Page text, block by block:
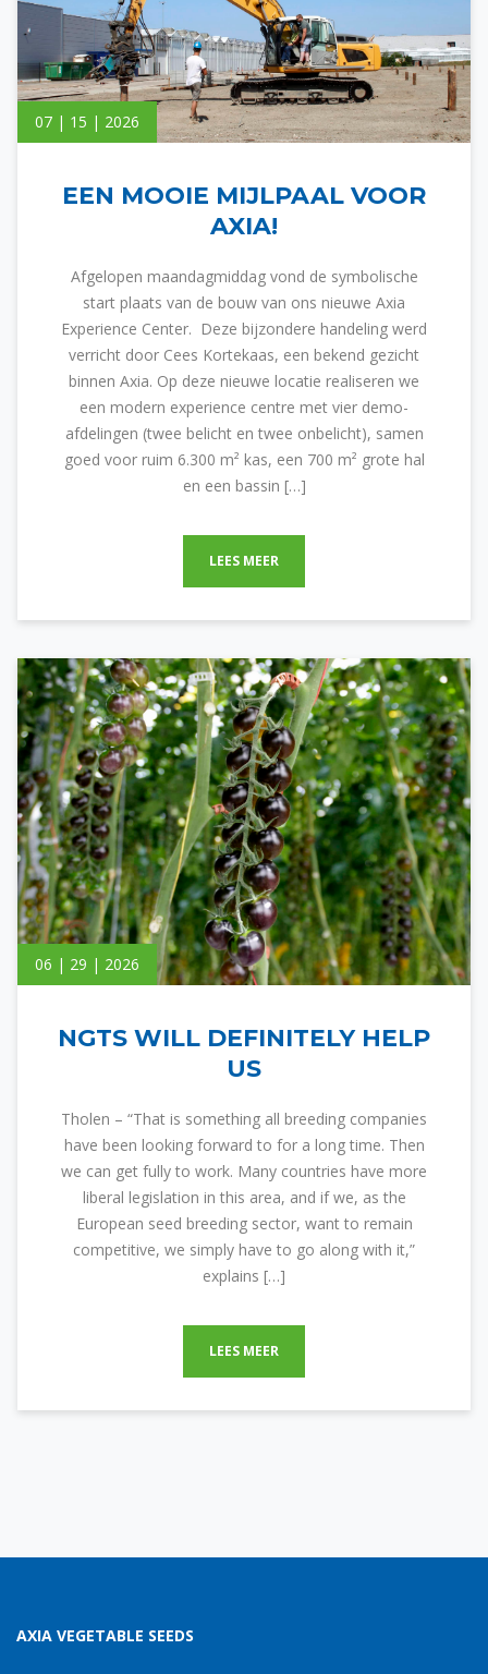
07 | 15 | 2026
EEN MOOIE MIJLPAAL VOOR
AXIA!
Afgelopen maandagmiddag vond de symbolische
start plaats van de bouw van ons nieuwe Axia
Experience Center. Deze bijzondere handeling werd
verricht door Cees Kortekaas, een bekend gezicht
binnen Axia. Op deze nieuwe locatie realiseren we
een modern experience centre met vier demo-
afdelingen (twee belicht en twee onbelicht), samen
goed voor ruim 6.300 m² kas, een 700 m² grote hal
en een bassin […]
LEES MEER
06 | 29 | 2026
NGTS WILL DEFINITELY HELP
US
Tholen – “That is something all breeding companies
have been looking forward to for a long time. Then
we can get fully to work. Many countries have more
liberal legislation in this area, and if we, as the
European seed breeding sector, want to remain
competitive, we simply have to go along with it,”
explains […]
LEES MEER
AXIA VEGETABLE SEEDS